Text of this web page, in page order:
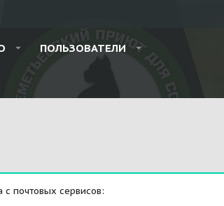
ПОЛЬЗОВАТЕЛИ
почтовых сервисов: